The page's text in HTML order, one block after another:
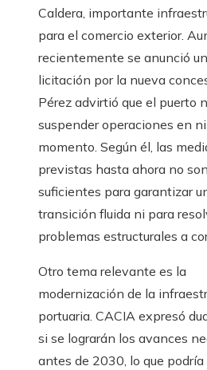
Caldera, importante
para el comercio exterior.
recientemente se anunció
licitación por la nueva
Pérez advirtió que el puerto
suspender operaciones en
momento. Según él, las
previstas hasta ahora no son
suficientes para garantizar
transición fluida ni para
problemas estructurales a
Otro tema relevante es la
modernización de la
portuaria. CACIA expresó
si se lograrán los avances
antes de 2030, lo que